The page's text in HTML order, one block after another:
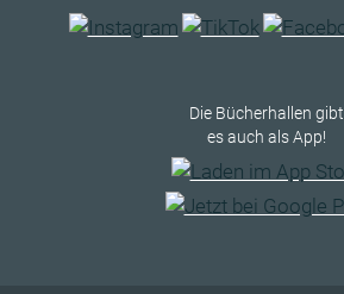
Die Bücherhallen gibt
es auch als App!